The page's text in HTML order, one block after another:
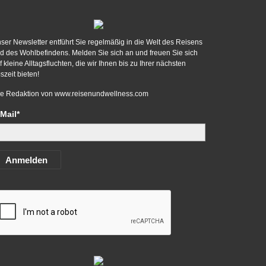
Newsletter entführt Sie regelmäßig in die Welt des Reisens
des Wohlbefindens. Melden Sie sich an und freuen Sie sich
kleine Alltagsfluchten, die wir Ihnen bis zu Ihrer nächsten
bieten!
Redaktion von www.reisenundwellness.com
Anmelden